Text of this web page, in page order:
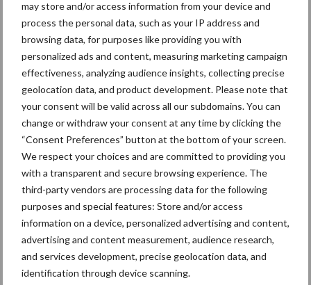
may store and/or access information from your device and
process the personal data, such as your IP address and
browsing data, for purposes like providing you with
personalized ads and content, measuring marketing campaign
effectiveness, analyzing audience insights, collecting precise
geolocation data, and product development. Please note that
your consent will be valid across all our subdomains. You can
change or withdraw your consent at any time by clicking the
“Consent Preferences” button at the bottom of your screen.
We respect your choices and are committed to providing you
with a transparent and secure browsing experience. The
third-party vendors are processing data for the following
purposes and special features: Store and/or access
information on a device, personalized advertising and content,
advertising and content measurement, audience research,
and services development, precise geolocation data, and
identification through device scanning.
Primaire
Sidebar
Recent nieuws Partner nieuws
7 aug
Britse varkenssector vreest
afzetcrisis in het najaar
7 aug
Hittestress: wat gebeurt er en hoe
kunnen we het voorkomen?
5 aug
“Vraag naar praktische
hygieneoplossingen is in Polen
groter dan ooit”
Toon meer